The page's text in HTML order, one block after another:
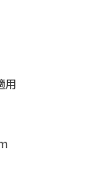
用